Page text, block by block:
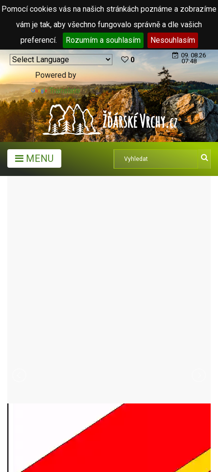
Pomocí cookies vás na našich stránkách poznáme a zobrazíme
vám je tak, aby všechno fungovalo správně a dle vašich
preferencí.
Rozumím a souhlasím Nesouhlasím
Powered by
Translate
0
09. 08.26
07:48
MENU